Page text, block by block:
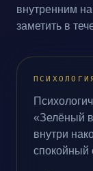
внутренним
заметить в
«Зелёный
внутри
спокойный